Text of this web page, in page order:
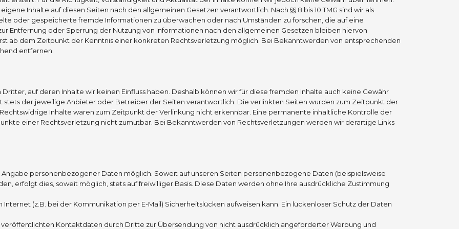
Inhalte auf diesen Seiten nach den allgemeinen Gesetzen verantwortlich. Nach §§ 8 bis 10 TMG sind wir als
oder gespeicherte fremde Informationen zu überwachen oder nach Umständen zu forschen, die auf eine
Entfernung oder Sperrung der Nutzung von Informationen nach den allgemeinen Gesetzen bleiben hiervon
ab dem Zeitpunkt der Kenntnis einer konkreten Rechtsverletzung möglich. Bei Bekanntwerden von entsprechenden
entfernen.
auf deren Inhalte wir keinen Einfluss haben. Deshalb können wir für diese fremden Inhalte auch keine Gewähr
stets der jeweilige Anbieter oder Betreiber der Seiten verantwortlich. Die verlinkten Seiten wurden zum Zeitpunkt der
Inhalte waren zum Zeitpunkt der Verlinkung nicht erkennbar. Eine permanente inhaltliche Kontrolle der
einer Rechtsverletzung nicht zumutbar. Bei Bekanntwerden von Rechtsverletzungen werden wir derartige Links
personenbezogener Daten möglich. Soweit auf unseren Seiten personenbezogene Daten (beispielsweise
erfolgt dies, soweit möglich, stets auf freiwilliger Basis. Diese Daten werden ohne Ihre ausdrückliche Zustimmung
(z.B. bei der Kommunikation per E-Mail) Sicherheitslücken aufweisen kann. Ein lückenloser Schutz der Daten
Kontaktdaten durch Dritte zur Übersendung von nicht ausdrücklich angeforderter Werbung und